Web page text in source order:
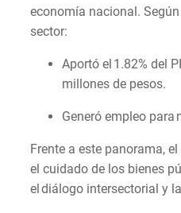
economía nacional. Según
sector:
Aportó el 1.82% del
millones de pesos.
Generó empleo para
Frente a este panorama,
el cuidado de los bienes
el diálogo intersectorial y